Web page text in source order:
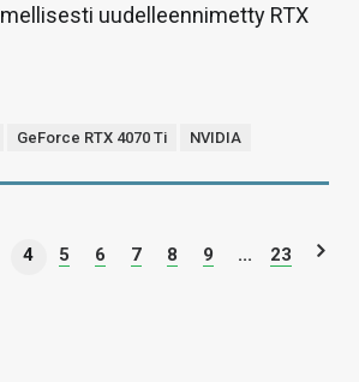
uudelleennimetty RTX
GeForce RTX 4070 Ti NVIDIA
4 5 6 7 8 9 ... 23